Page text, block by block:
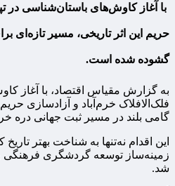
با آغاز کاوش‌های باستان‌شناسی در
حریم این اثر تاریخی، مسیر تازه‌ای
گشوده شده است.
به گزارش مقیاس اقتصاد، با آغاز
فلک‌الافلاک خرم‌آباد و آزادسازی
گامی بلند در مسیر ثبت جهانی دره
این اقدام نه‌تنها به شناخت بهتر
زمینه‌ساز توسعه گردشگری فرهنگی
شد.